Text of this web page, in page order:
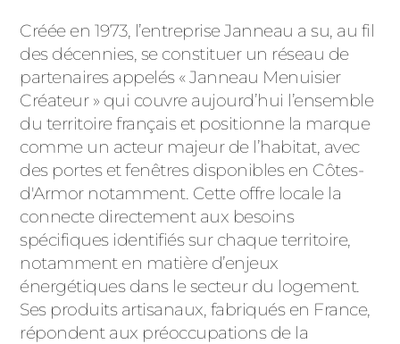
Créée en 1973, l’entreprise Janneau a su, au fil
des décennies, se constituer un réseau de
partenaires appelés « Janneau Menuisier
Créateur » qui couvre aujourd’hui l’ensemble
du territoire français et positionne la marque
comme un acteur majeur de l’habitat, avec
des portes et fenêtres disponibles en Côtes-
d'Armor notamment. Cette offre locale la
connecte directement aux besoins
spécifiques identifiés sur chaque territoire,
notamment en matière d’enjeux
énergétiques dans le secteur du logement.
Ses produits artisanaux, fabriqués en France,
répondent aux préoccupations de la
ALUMINIUM
ACIER